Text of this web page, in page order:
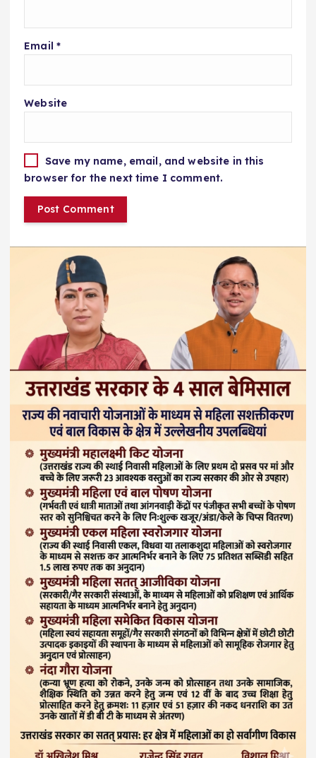
Email *
Website
Save my name, email, and website in this
browser for the next time I comment.